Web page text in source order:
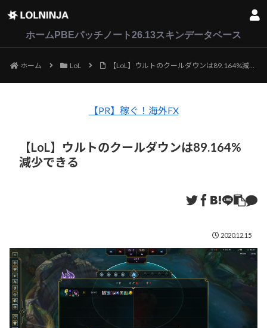
ホーム PBEパッチノート26.13スキンデータベース
ホーム LoL 【LoL】ウルトのクールダウンは89.164%減少できる
【PR】稼ぐ！海外FX
【LoL】ウルトのクールダウンは89.164%
減少できる
2020.12.15